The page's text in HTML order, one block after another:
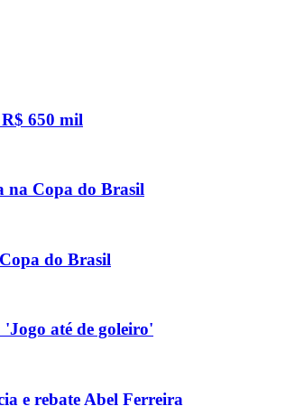
650 mil
na Copa do Brasil
do Brasil
até de goleiro'
e rebate Abel Ferreira